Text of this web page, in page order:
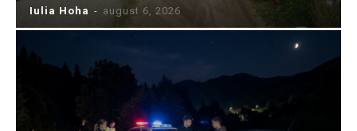
Iulia Hoha - august 6, 2026